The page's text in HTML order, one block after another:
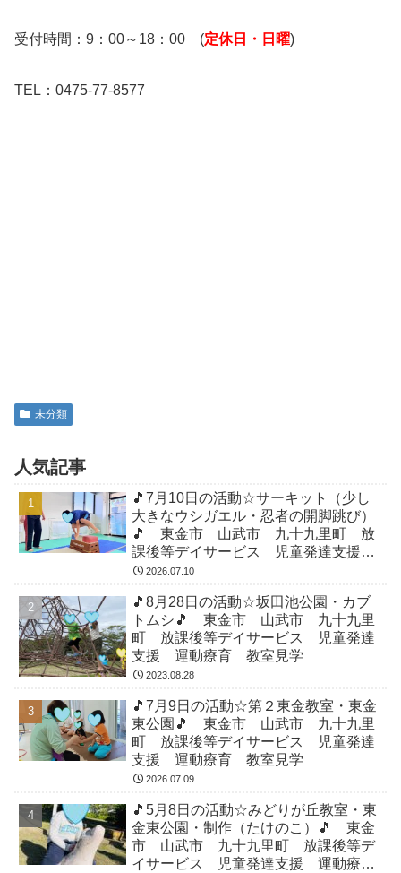
受付時間：9：00～18：00 (定休日・日曜)
TEL：0475-77-8577
未分類
人気記事
🎵7月10日の活動☆サーキット（少し
大きなウシガエル・忍者の開脚跳び）
🎵 東金市 山武市 九十九里町 放
課後等デイサービス 児童発達支援
運動療育 教室見学
2026.07.10
🎵8月28日の活動☆坂田池公園・カブ
トムシ🎵 東金市 山武市 九十九里
町 放課後等デイサービス 児童発達
支援 運動療育 教室見学
2023.08.28
🎵7月9日の活動☆第２東金教室・東金
東公園🎵 東金市 山武市 九十九里
町 放課後等デイサービス 児童発達
支援 運動療育 教室見学
2026.07.09
🎵5月8日の活動☆みどりが丘教室・東
金東公園・制作（たけのこ）🎵 東金
市 山武市 九十九里町 放課後等デ
イサービス 児童発達支援 運動療